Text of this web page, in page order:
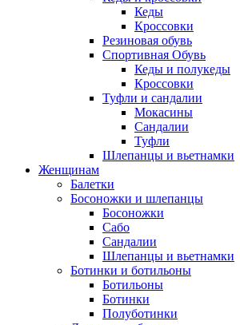
Кеды
Кроссовки
Резиновая обувь
Спортивная Обувь
Кеды и полукеды
Кроссовки
Туфли и сандалии
Мокасины
Сандалии
Туфли
Шлепанцы и вьетнамки
Женщинам
Балетки
Босоножки и шлепанцы
Босоножки
Сабо
Сандалии
Шлепанцы и вьетнамки
Ботинки и ботильоны
Ботильоны
Ботинки
Полуботинки